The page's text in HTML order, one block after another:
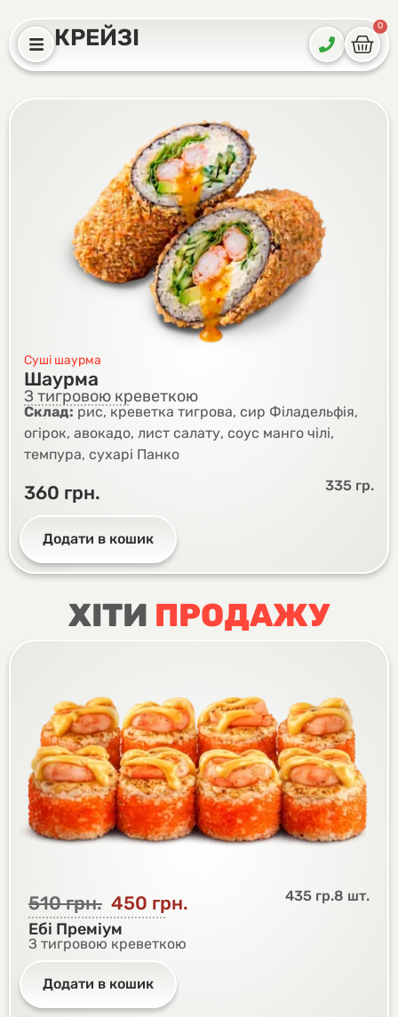
КРЕЙЗІ 0
Суші шаурма
Шаурма
З тигровою креветкою
Склад:рис, креветка тигрова, сир Філадельфія,
огірок, авокадо, лист салату, соус манго чілі,
темпура, сухарі Панко
360 грн. 335 гр.
Додати в кошик
ХІТИ ПРОДАЖУ
510грн. 450 грн. 435 гр.8 шт.
Ебі Преміум
З тигровою креветкою
Додати в кошик